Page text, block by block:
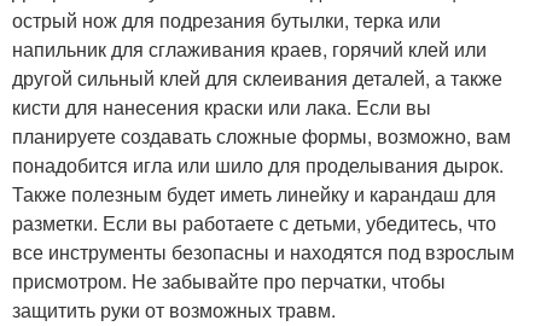
острый нож для подрезания бутылки, терка или
напильник для сглаживания краев, горячий клей или
другой сильный клей для склеивания деталей, а также
кисти для нанесения краски или лака. Если вы
планируете создавать сложные формы, возможно, вам
понадобится игла или шило для проделывания дырок.
Также полезным будет иметь линейку и карандаш для
разметки. Если вы работаете с детьми, убедитесь, что
все инструменты безопасны и находятся под взрослым
присмотром. Не забывайте про перчатки, чтобы
защитить руки от возможных травм.